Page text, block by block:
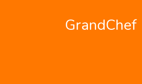
GrandChef